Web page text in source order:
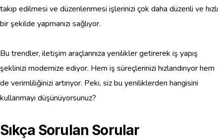
takip edilmesi ve düzenlenmesi işlerinizi çok daha düzenli ve hızlı
bir şekilde yapmanızı sağlıyor.
Bu trendler, iletişim araçlarınıza yenilikler getirerek iş yapış
şeklinizi modernize ediyor. Hem iş süreçlerinizi hızlandırıyor hem
de verimliliğinizi artırıyor. Peki, siz bu yeniliklerden hangisini
kullanmayı düşünüyorsunuz?
Sıkça Sorulan Sorular